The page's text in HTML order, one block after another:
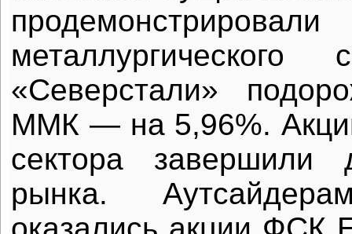
металлургического
«Северстали»
ММК — на 5,96%. Акции
сектора
рынка.